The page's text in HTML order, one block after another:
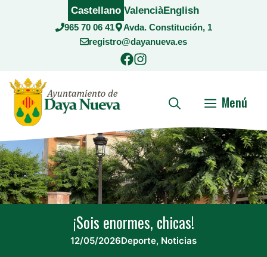
965 70 06 41
Avda. Constitución, 1
registro@dayanueva.es
Castellano ValenciàEnglish
Menú
¡Sois enormes, chicas!
12/05/2026Deporte, Noticias